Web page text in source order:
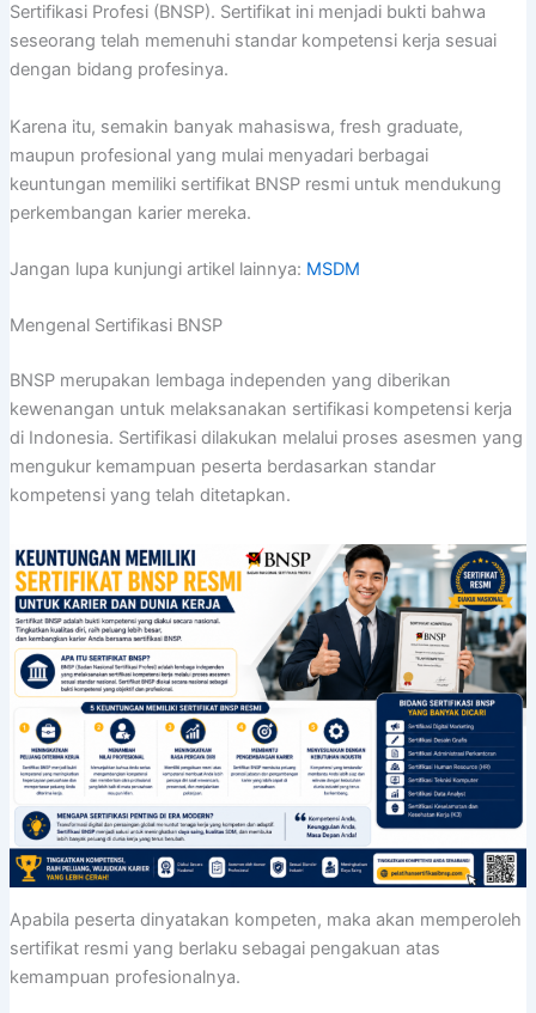
Sertifikasi Profesi (BNSP). Sertifikat ini menjadi bukti bahwa
seseorang telah memenuhi standar kompetensi kerja sesuai
dengan bidang profesinya.
Karena itu, semakin banyak mahasiswa, fresh graduate,
maupun profesional yang mulai menyadari berbagai
keuntungan memiliki sertifikat BNSP resmi untuk mendukung
perkembangan karier mereka.
Jangan lupa kunjungi artikel lainnya: MSDM
Mengenal Sertifikasi BNSP
BNSP merupakan lembaga independen yang diberikan
kewenangan untuk melaksanakan sertifikasi kompetensi kerja
di Indonesia. Sertifikasi dilakukan melalui proses asesmen yang
mengukur kemampuan peserta berdasarkan standar
kompetensi yang telah ditetapkan.
Apabila peserta dinyatakan kompeten, maka akan memperoleh
sertifikat resmi yang berlaku sebagai pengakuan atas
kemampuan profesionalnya.